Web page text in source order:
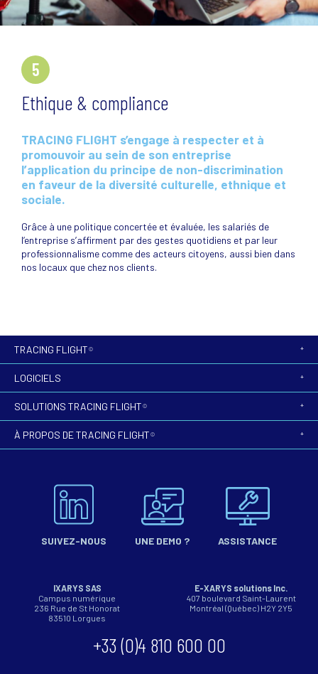
5
Ethique & compliance
TRACING FLIGHT s’engage à respecter et à
promouvoir au sein de son entreprise
l’application du principe de non-discrimination
en faveur de la diversité culturelle, ethnique et
sociale.
Grâce à une politique concertée et évaluée, les salariés de
l’entreprise s’affirment par des gestes quotidiens et par leur
professionnalisme comme des acteurs citoyens, aussi bien dans
nos locaux que chez nos clients.
TRACING FLIGHT ©
LOGICIELS
SOLUTIONS TRACING FLIGHT ©
À PROPOS DE TRACING FLIGHT ©
SUIVEZ-NOUS UNE DEMO ? ASSISTANCE
IXARYS SAS
Campus numérique
236 Rue de St Honorat
83510 Lorgues
E-XARYS solutions Inc.
407 boulevard Saint-Laurent
Montréal (Québec) H2Y 2Y5
+33 (0)4 810 600 00